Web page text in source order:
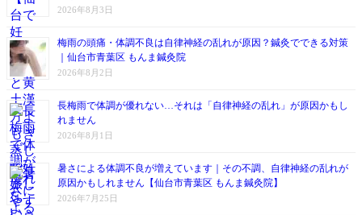
2026年8月3日
梅雨の頭痛・体調不良は自律神経の乱れが原因？鍼灸でできる対策
｜仙台市青葉区 もんま鍼灸院
2026年8月2日
長梅雨で体調が優れない…それは「自律神経の乱れ」が原因かもし
れません
2026年8月1日
暑さによる体調不良が増えています｜その不調、自律神経の乱れが
原因かもしれません【仙台市青葉区 もんま鍼灸院】
2026年7月25日